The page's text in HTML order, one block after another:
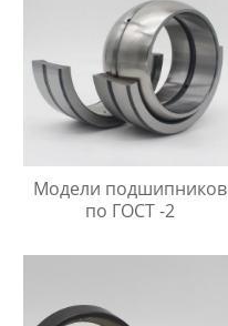
Модели подшипников
по ГОСТ -2